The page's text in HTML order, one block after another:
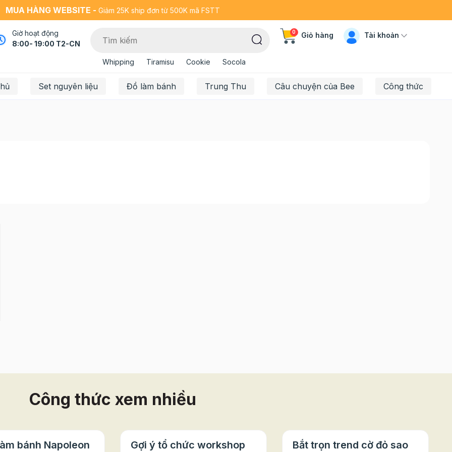
MUA HÀNG WEBSITE - Giảm 25K ship đơn từ 500K mã FSTT
Giờ hoạt động
8:00- 19:00 T2-CN
Whipping Tiramisu Cookie Socola
0 Giỏ hàng Tài khoản
Set nguyên liệu Đồ làm bánh Trung Thu Câu chuyện của Bee Công thức
Công thức xem nhiều
bánh Napoleon
Gợi ý tổ chức workshop
Bắt trọn trend cờ đỏ sao